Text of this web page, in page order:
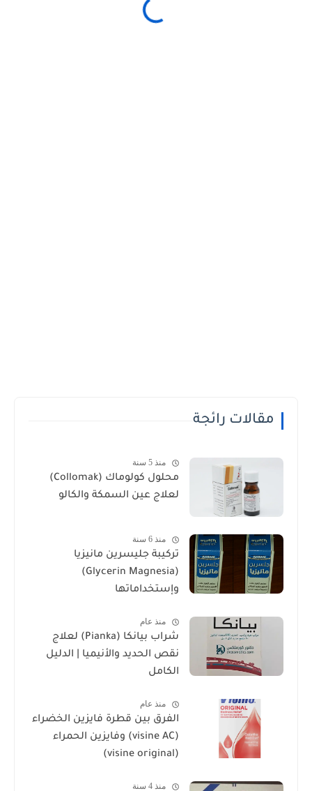
مقالات رائجة
منذ 5 سنة
محلول كولوماك (Collomak)
لعلاج عين السمكة والكالو
منذ 6 سنة
تركيبة جليسرين مانيزيا
(Glycerin Magnesia)
وإستخداماتها
منذ عام
شراب بيانكا (Pianka) لعلاج
نقص الحديد والأنيميا | الدليل
الكامل
منذ عام
الفرق بين قطرة فايزين الخضراء
(visine AC) وفايزين الحمراء
(visine original)
منذ 4 سنة